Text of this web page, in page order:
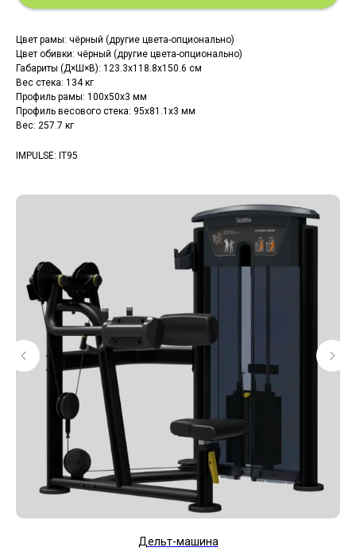
Цвет рамы: чёрный (другие цвета-опционально)
Цвет обивки: чёрный (другие цвета-опционально)
Габариты (Д×Ш×В): 123.3х118.8х150.6 см
Вес стека: 134 кг
Профиль рамы: 100х50х3 мм
Профиль весового стека: 95х81.1х3 мм
Вес: 257.7 кг
IMPULSE: IT95
Дельт-машина